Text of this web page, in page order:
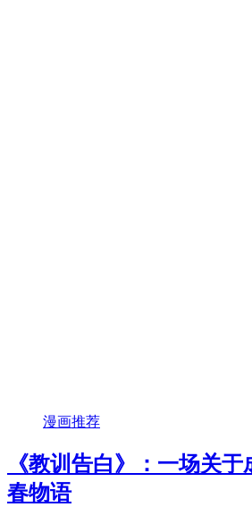
漫画推荐
《教训告白》：一场关
春物语